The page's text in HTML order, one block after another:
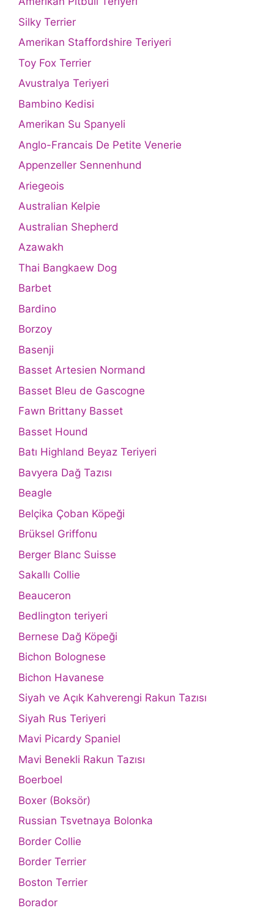
Silky Terrier
Amerikan Staffordshire Teriyeri
Toy Fox Terrier
Avustralya Teriyeri
Bambino Kedisi
Amerikan Su Spanyeli
Anglo-Francais De Petite Venerie
Appenzeller Sennenhund
Ariegeois
Australian Kelpie
Australian Shepherd
Azawakh
Thai Bangkaew Dog
Barbet
Bardino
Borzoy
Basenji
Basset Artesien Normand
Basset Bleu de Gascogne
Fawn Brittany Basset
Basset Hound
Batı Highland Beyaz Teriyeri
Bavyera Dağ Tazısı
Beagle
Belçika Çoban Köpeği
Brüksel Griffonu
Berger Blanc Suisse
Sakallı Collie
Beauceron
Bedlington teriyeri
Bernese Dağ Köpeği
Bichon Bolognese
Bichon Havanese
Siyah ve Açık Kahverengi Rakun Tazısı
Siyah Rus Teriyeri
Mavi Picardy Spaniel
Mavi Benekli Rakun Tazısı
Boerboel
Boxer (Boksör)
Russian Tsvetnaya Bolonka
Border Collie
Border Terrier
Boston Terrier
Borador